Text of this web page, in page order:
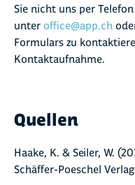
Sie nicht uns per
unter office@app.ch
Formulars zu
Kontaktaufnahme.
Quellen
Haake, K. & Seiler, W.
Schäffer-Poeschel